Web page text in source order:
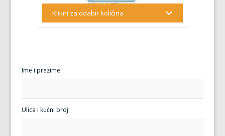
Ime i prezime:
Ulica i kućni broj: